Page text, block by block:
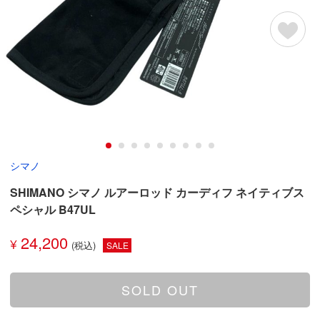
シマノ
SHIMANO シマノ ルアーロッド カーディフ ネイティブス
ペシャル B47UL
¥ 24,200 SALE
SOLD OUT